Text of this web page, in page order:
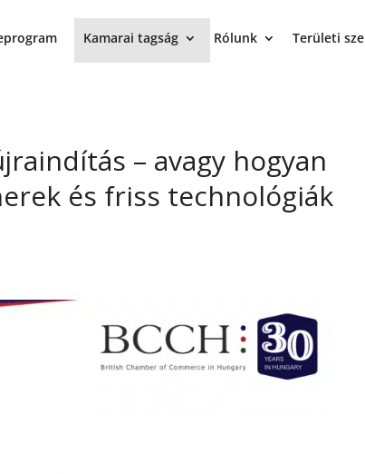
Kamarai tagság Rólunk Területi
– avagy hogyan
és friss technológiák